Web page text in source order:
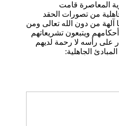
المعاصرة قامت
من تصورات الحقد
آلهة من دون الله تعالى ومن
ويتبعون تشريعاتهم
على رأسه لا رحمة لديهم
الجاهلية: